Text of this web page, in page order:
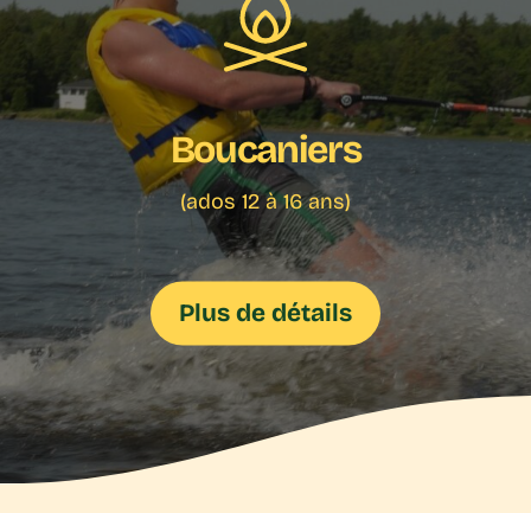
Boucaniers
(ados 12 à 16 ans)
Plus de détails